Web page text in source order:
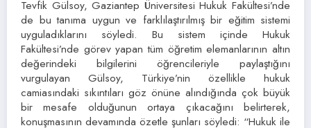
Tevfik Gülsoy, Gaziantep Üniversitesi Hukuk Fakültesi’nde
de bu tanıma uygun ve farklılaştırılmış bir eğitim sistemi
uyguladıklarını söyledi. Bu sistem içinde Hukuk
Fakültesi’nde görev yapan tüm öğretim elemanlarının altın
değerindeki bilgilerini öğrencileriyle paylaştığını
vurgulayan Gülsoy, Türkiye’nin özellikle hukuk
camiasındaki sıkıntıları göz önüne alındığında çok büyük
bir mesafe olduğunun ortaya çıkacağını belirterek,
konuşmasının devamında özetle şunları söyledi: “Hukuk ile